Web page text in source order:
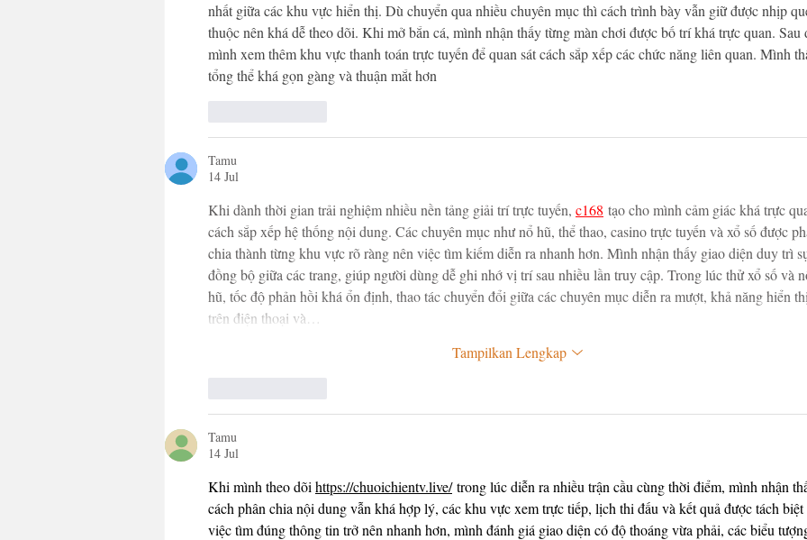
nhất giữa các khu vực hiển thị. Dù chuyển qua nhiều chuyên mục thì cách trình bày vẫn giữ được nhịp
thuộc nên khá dễ theo dõi. Khi mở bắn cá, mình nhận thấy từng màn chơi được bố trí khá trực quan. Sau
mình xem thêm khu vực thanh toán trực tuyến để quan sát cách sắp xếp các chức năng liên quan. Mình
tổng thể khá gọn gàng và thuận mắt hơn
Tamu
14 Jul
Khi dành thời gian trải nghiệm nhiều nền tảng giải trí trực tuyến, c168 tạo cho mình cảm giác khá trực
cách sắp xếp hệ thống nội dung. Các chuyên mục như nổ hũ, thể thao, casino trực tuyến và xổ số được
chia thành từng khu vực rõ ràng nên việc tìm kiếm diễn ra nhanh hơn. Mình nhận thấy giao diện duy trì
đồng bộ giữa các trang, giúp người dùng dễ ghi nhớ vị trí sau nhiều lần truy cập. Trong lúc thử xổ số và
hũ, tốc độ phản hồi khá ổn định, thao tác chuyển đổi giữa các chuyên mục diễn ra mượt, khả năng hiển
trên điện thoại và…
Tampilkan Lengkap
Tamu
14 Jul
Khi mình theo dõi https://chuoichientv.live/ trong lúc diễn ra nhiều trận cầu cùng thời điểm, mình nhận
cách phân chia nội dung vẫn khá hợp lý, các khu vực xem trực tiếp, lịch thi đấu và kết quả được tách biệt
việc tìm đúng thông tin trở nên nhanh hơn, mình đánh giá giao diện có độ thoáng vừa phải, các biểu